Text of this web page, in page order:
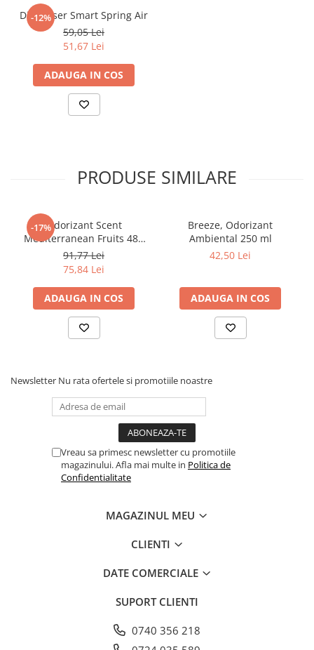
Pahare
Articole din Carton Kraft Natur +
Pahare
Sandwich
Articole din Carton Negru
Articole din Plastic PP
Sosiere
Boluri
Articole din Trestie de Zahar Alb
Farfurii
Articole din Trestie de Zahar Natur
Platouri
Articole din XPS
Articole pentru Cofetarii si
Cutii Prajituri cu Fereastra
-12%
Dispenser Smart Spring Air
59,05 Lei
51,67 Lei
ADAUGA IN COS
PRODUSE SIMILARE
-17%Odorizant Scent
Mediterranean Fruits 480
ml/ 1 buc/ 6 bax
91,77 Lei
75,84 Lei
ADAUGA IN COS
Breeze, Odorizant
Ambiental 250 ml
42,50 Lei
ADAUGA IN COS
Newsletter Nu rata ofertele si promotiile noastre
Vreau sa primesc newsletter cu promotiile
magazinului. Afla mai multe in Politica de
Confidentialitate
MAGAZINUL MEU
CLIENTI
DATE COMERCIALE
SUPORT CLIENTI
0740 356 218